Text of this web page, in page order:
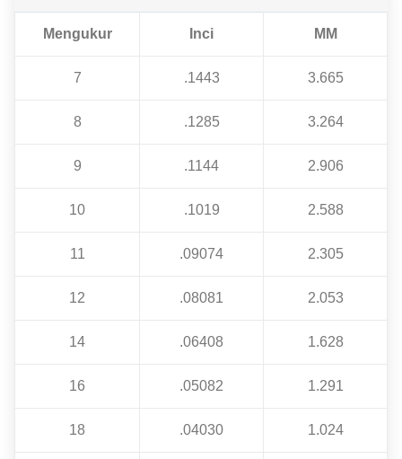
Mengukur Inci MM
7 .1443 3.665
8 .1285 3.264
9 .1144 2.906
10 .1019 2.588
11 .09074 2.305
12 .08081 2.053
14 .06408 1.628
16 .05082 1.291
18 .04030 1.024